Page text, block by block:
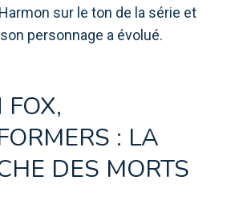
sur le ton de la série et
personnage a évolué.
: LA
DES MORTS